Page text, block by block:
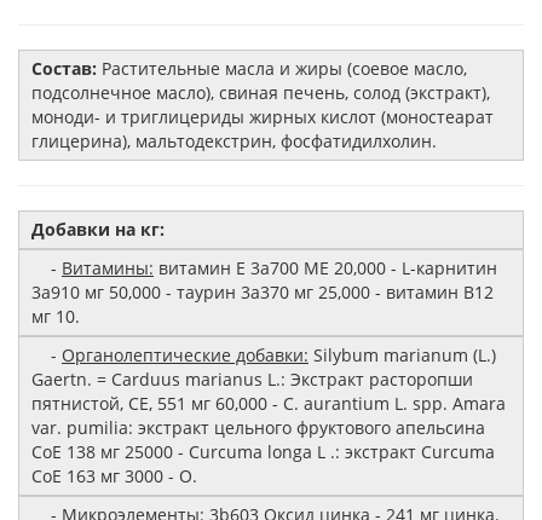
Состав: Растительные масла и жиры (соевое масло,
подсолнечное масло), свиная печень, солод (экстракт),
моноди- и триглицериды жирных кислот (моностеарат
глицерина), мальтодекстрин, фосфатидилхолин.
Добавки на кг:
- Витамины: витамин E 3a700 МЕ 20,000 - L-карнитин
3a910 мг 50,000 - таурин 3a370 мг 25,000 - витамин B12
мг 10.
- Органолептические добавки: Silybum marianum (L.)
Gaertn. = Carduus marianus L.: Экстракт расторопши
пятнистой, СЕ, 551 мг 60,000 - C. aurantium L. spp. Amara
var. pumilia: экстракт цельного фруктового апельсина
CoE 138 мг 25000 - Curcuma longa L .: экстракт Curcuma
CoE 163 мг 3000 - O.
- Микроэлементы: 3b603 Оксид цинка - 241 мг цинка.